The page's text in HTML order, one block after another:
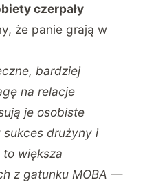
czerpały
że panie grają w
bardziej
na relacje
je osobiste
drużyny i
większa
z gatunku MOBA —